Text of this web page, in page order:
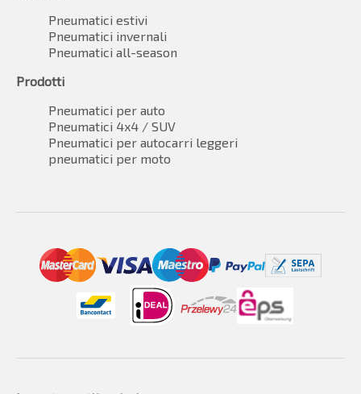
Pneumatici estivi
Pneumatici invernali
Pneumatici all-season
Prodotti
Pneumatici per auto
Pneumatici 4x4 / SUV
Pneumatici per autocarri leggeri
pneumatici per moto